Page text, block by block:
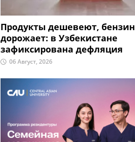
Продукты дешевеют, бензин
дорожает: в Узбекистане
зафиксирована дефляция
06 Август, 2026